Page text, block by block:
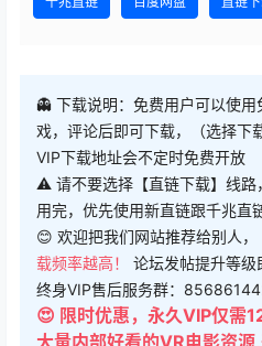
👻 下载说明：免费用户可以使
戏，评论后即可下载，（选择下
VIP下载地址会不定时免费开放
⚠ 请不要选择【直链下载】线路
用完，优先使用新直链跟千兆直
😊 欢迎把我们网站推荐给别人，
载频率越高！ 论坛发帖提升等级
终身VIP售后服务群：
😍 限时优惠，永久VIP仅需
大量内部好看的VR电影资源